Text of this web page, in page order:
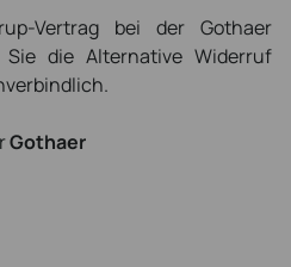
Vertrag bei der Gothaer
die Alternative Widerruf
Gothaer